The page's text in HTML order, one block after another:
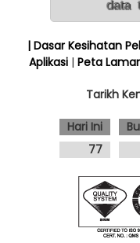
| Dasar Kesihatan
Aplikasi | Peta
Tarikh
Hari Ini
77